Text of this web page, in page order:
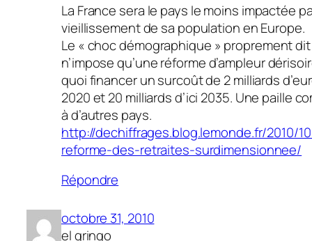
La France sera le pays le moins impactée
vieillissement de sa population en Europe.
Le « choc démographique » proprement dit
n’impose qu’une réforme d’ampleur
quoi financer un surcoût de 2 milliards
2020 et 20 milliards d’ici 2035. Une paille
à d’autres pays.
http://dechiffrages.blog.lemonde.fr/2010/
reforme-des-retraites-surdimensionnee/
Répondre
octobre 31, 2010
el gringo